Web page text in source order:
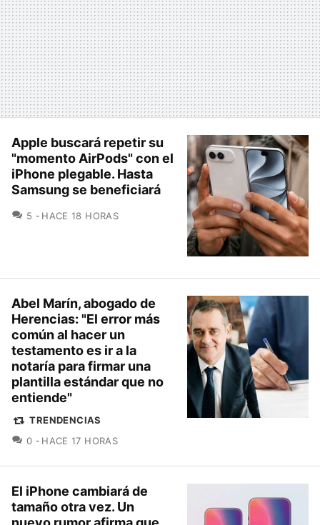
Apple buscará repetir su
"momento AirPods" con el
iPhone plegable. Hasta
Samsung se beneficiará
5 COMENTARIOS
HACE 18 HORAS
Abel Marín, abogado de
Herencias: "El error más
común al hacer un
testamento es ir a la
notaría para firmar una
plantilla estándar que no
entiende"
TRENDENCIAS
0 COMENTARIOS
HACE 17 HORAS
El iPhone cambiará de
tamaño otra vez. Un